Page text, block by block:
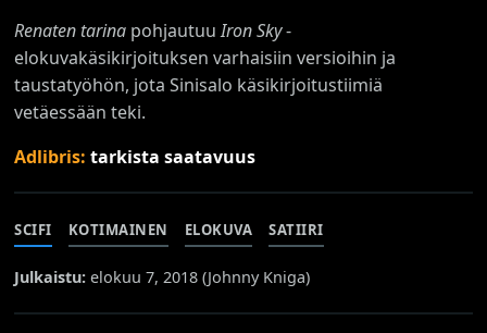
Renaten tarina pohjautuuIron Sky-
elokuvakäsikirjoituksen varhaisiin versioihin ja
taustatyöhön, jota Sinisalo käsikirjoitustiimiä
vetäessään teki.
Adlibris:tarkista saatavuus
SCIFI KOTIMAINEN ELOKUVA SATIIRI
Julkaistu: elokuu 7, 2018 (Johnny Kniga)